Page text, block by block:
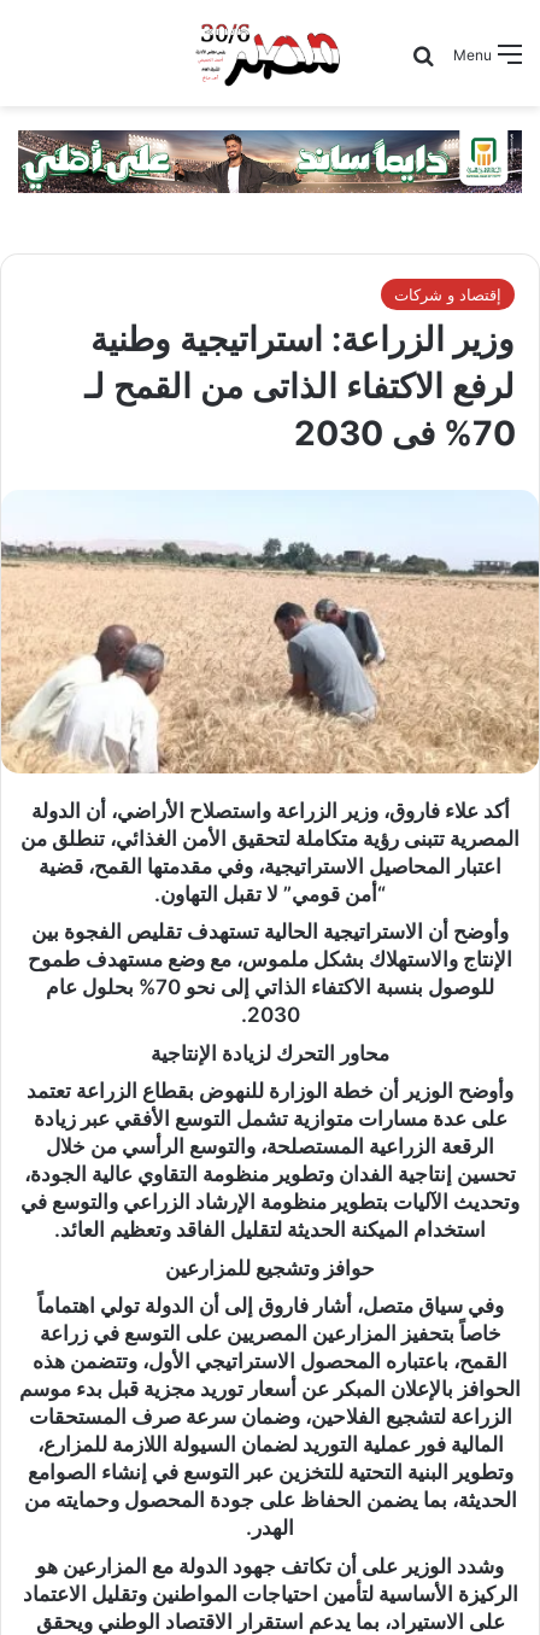
Menu
Search for
إقتصاد و شركات
وزير الزراعة: استراتيجية وطنية
لرفع الاكتفاء الذاتى من القمح لـ
70% فى 2030
أكد علاء فاروق، وزير الزراعة واستصلاح الأراضي، أن الدولة
المصرية تتبنى رؤية متكاملة لتحقيق الأمن الغذائي، تنطلق من
اعتبار المحاصيل الاستراتيجية، وفي مقدمتها القمح، قضية
“أمن قومي” لا تقبل التهاون.
وأوضح أن الاستراتيجية الحالية تستهدف تقليص الفجوة بين
الإنتاج والاستهلاك بشكل ملموس، مع وضع مستهدف طموح
للوصول بنسبة الاكتفاء الذاتي إلى نحو 70% بحلول عام
2030.
محاور التحرك لزيادة الإنتاجية
وأوضح الوزير أن خطة الوزارة للنهوض بقطاع الزراعة تعتمد
على عدة مسارات متوازية تشمل التوسع الأفقي عبر زيادة
الرقعة الزراعية المستصلحة، والتوسع الرأسي من خلال
تحسين إنتاجية الفدان وتطوير منظومة التقاوي عالية الجودة،
وتحديث الآليات بتطوير منظومة الإرشاد الزراعي والتوسع في
استخدام الميكنة الحديثة لتقليل الفاقد وتعظيم العائد.
حوافز وتشجيع للمزارعين
وفي سياق متصل، أشار فاروق إلى أن الدولة تولي اهتماماً
خاصاً بتحفيز المزارعين المصريين على التوسع في زراعة
القمح، باعتباره المحصول الاستراتيجي الأول، وتتضمن هذه
الحوافز بالإعلان المبكر عن أسعار توريد مجزية قبل بدء موسم
الزراعة لتشجيع الفلاحين، وضمان سرعة صرف المستحقات
المالية فور عملية التوريد لضمان السيولة اللازمة للمزارع،
وتطوير البنية التحتية للتخزين عبر التوسع في إنشاء الصوامع
الحديثة، بما يضمن الحفاظ على جودة المحصول وحمايته من
الهدر.
وشدد الوزير على أن تكاتف جهود الدولة مع المزارعين هو
الركيزة الأساسية لتأمين احتياجات المواطنين وتقليل الاعتماد
على الاستيراد، بما يدعم استقرار الاقتصاد الوطني ويحقق